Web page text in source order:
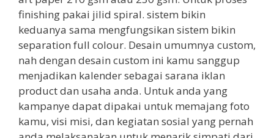
finishing pakai jilid spiral. sistem bikin
keduanya sama mengfungsikan sistem bikin
separation full colour. Desain umumnya custom,
nah dengan desain custom ini kamu sanggup
menjadikan kalender sebagai sarana iklan
product dan usaha anda. Untuk anda yang
kampanye dapat dipakai untuk memajang foto
kamu, visi misi, dan kegiatan sosial yang pernah